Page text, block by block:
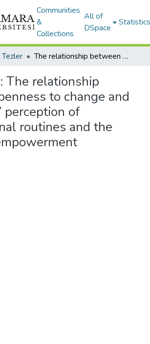
Communities
&
Collections
All of
DSpace
Statistics
Tezler The relationship between openness to change and employees’ perception of organizational routines and the effects of empowerment
The relationship
to change and
perception of
routines and the